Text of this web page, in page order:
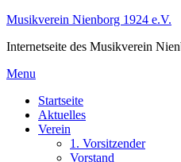
Skip
content
Musikverein Nienborg 1924 e.V.
Internetseite des Musikverein
Menu
Startseite
Aktuelles
Verein
1. Vorsitzender
Vorstand